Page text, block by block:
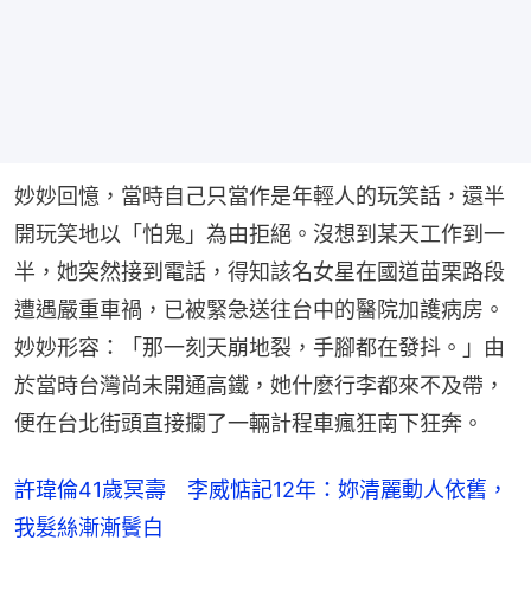
妙妙回憶，當時自己只當作是年輕人的玩笑話，還半
開玩笑地以「怕鬼」為由拒絕。沒想到某天工作到一
半，她突然接到電話，得知該名女星在國道苗栗路段
遭遇嚴重車禍，已被緊急送往台中的醫院加護病房。
妙妙形容：「那一刻天崩地裂，手腳都在發抖。」由
於當時台灣尚未開通高鐵，她什麼行李都來不及帶，
便在台北街頭直接攔了一輛計程車瘋狂南下狂奔。
許瑋倫41歲冥壽 李威惦記12年：妳清麗動人依舊，
我髮絲漸漸鬢白